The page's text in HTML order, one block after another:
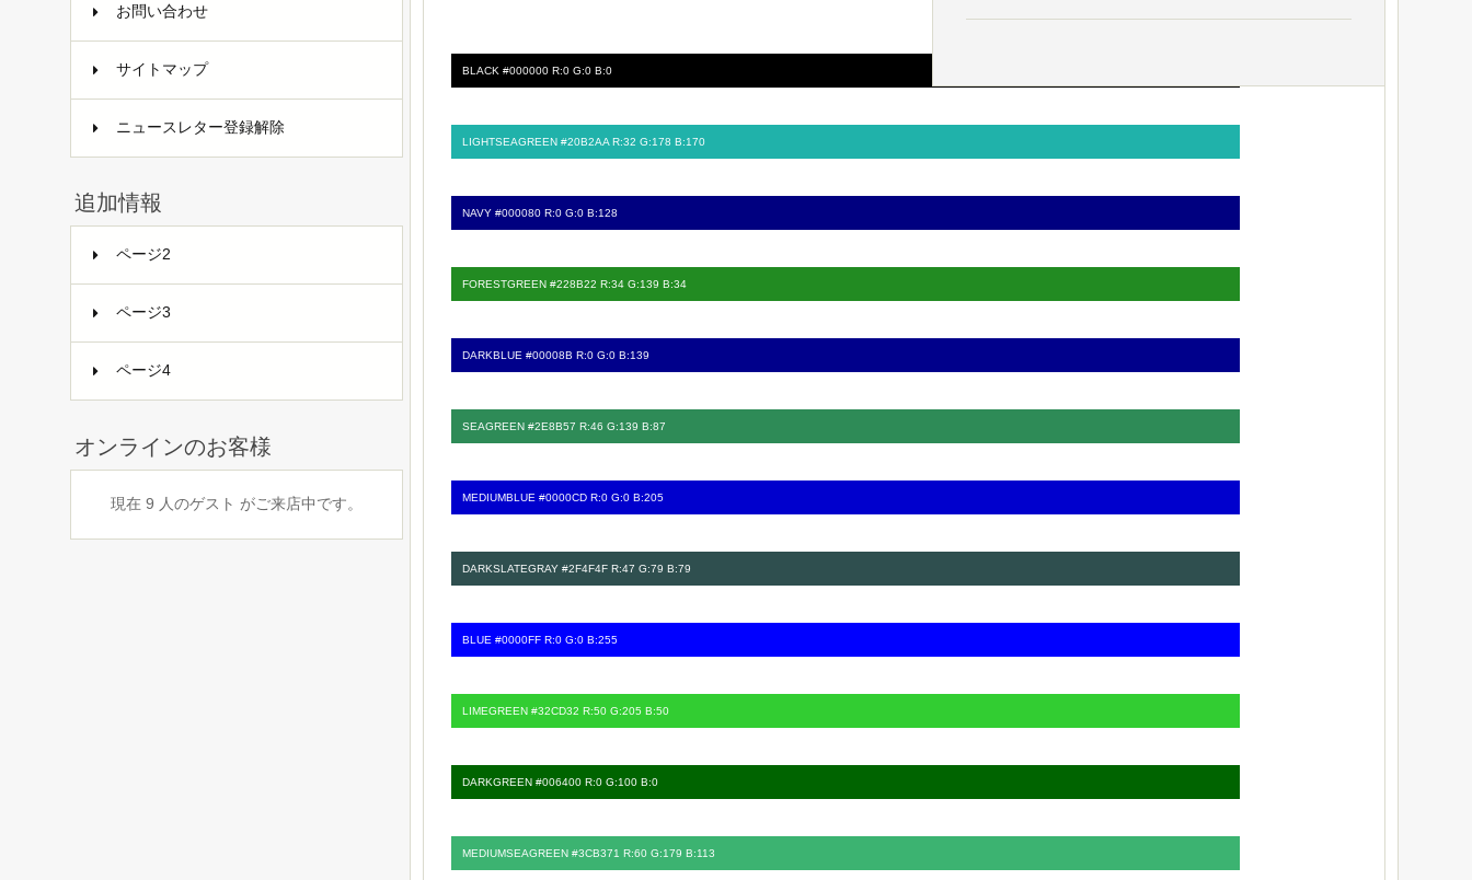
お問い合わせ
サイトマップ
ニュースレター登録解除
追加情報
ページ2
ページ3
ページ4
オンラインのお客様
現在 9 人のゲスト がご来店中です。
BLACK #000000 R:0 G:0 B:0
LIGHTSEAGREEN #20B2AA R:32 G:178 B:170
NAVY #000080 R:0 G:0 B:128
FORESTGREEN #228B22 R:34 G:139 B:34
DARKBLUE #00008B R:0 G:0 B:139
SEAGREEN #2E8B57 R:46 G:139 B:87
MEDIUMBLUE #0000CD R:0 G:0 B:205
DARKSLATEGRAY #2F4F4F R:47 G:79 B:79
BLUE #0000FF R:0 G:0 B:255
LIMEGREEN #32CD32 R:50 G:205 B:50
DARKGREEN #006400 R:0 G:100 B:0
MEDIUMSEAGREEN #3CB371 R:60 G:179 B:113